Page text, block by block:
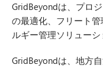
GridBeyondは、プロ
の最適化、フリート
ルギー管理ソリューシ
GridBeyondは、地方